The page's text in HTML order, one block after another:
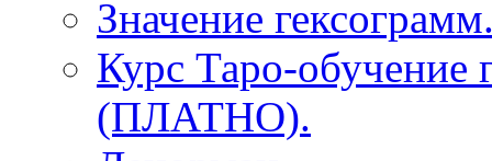
Значение
Курс Таро-обучение
(ПЛАТНО).